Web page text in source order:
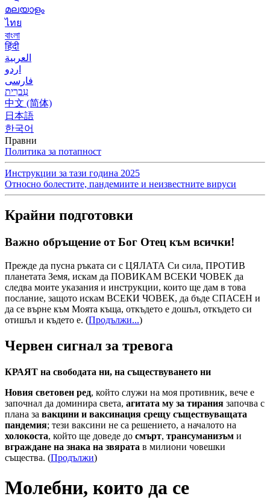
മലയാളം
ไทย
বাংলা
हिंदी
العربية
اردو
فارسی
עִברִית
中文 (简体)
日本語
한국어
Правни
Политика за потапност
Инструкции за тази година 2025
Относно болестите, пандемиите и неизвестните вируси
Крайни подготовки
Важно обръщение от Бог Отец към всички!
Прежде да пусна ръката си с ЦЯЛАТА Си сила, ПРОТИВ
планетата Земя, искам да ПОВИКАМ ВСЕКИ ЧОВЕК да
следва моите указания и инструкции, които ще дам в това
послание, защото искам ВСЕКИ ЧОВЕК, да бъде СПАСЕН и
да се върне към Моята къща, откъдето е дошъл, откъдето си
отишъл и където е. (Продължи...)
Червен сигнал за тревога
КРАЯТ на свободата ни, на съществуването ни
Новия световен ред, който служи на моя противник, вече е
започнал да доминира света, агитата му за тирания започва с
плана за вакцини и ваксинация срещу съществуващата
пандемия; тези ваксини не са решението, а началото на
холокоста, който ще доведе до смърт, трансуманизъм и
вграждане на знака на звярата в милиони човешки
същества. (Продължи)
Молебни, които да се